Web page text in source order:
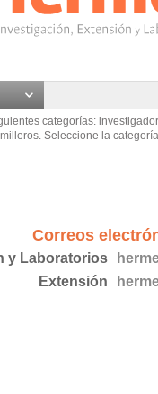
categorías:
Seleccione la
Correos
y Laboratorios
Extensión